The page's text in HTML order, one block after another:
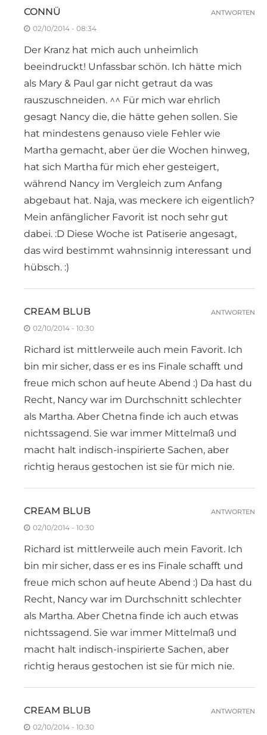
CONNÜ
02/10/2014 - 08:34
Der Kranz hat mich auch unheimlich
beeindruckt! Unfassbar schön. Ich hätte mich
als Mary & Paul gar nicht getraut da was
rauszuschneiden. ^^ Für mich war ehrlich
gesagt Nancy die, die hätte gehen sollen. Sie
hat mindestens genauso viele Fehler wie
Martha gemacht, aber üer die Wochen hinweg,
hat sich Martha für mich eher gesteigert,
während Nancy im Vergleich zum Anfang
abgebaut hat. Naja, was meckere ich eigentlich?
Mein anfänglicher Favorit ist noch sehr gut
dabei. :D Diese Woche ist Patiserie angesagt,
das wird bestimmt wahnsinnig interessant und
hübsch. :)
ANTWORTEN
CREAM BLUB
02/10/2014 - 10:30
Richard ist mittlerweile auch mein Favorit. Ich
bin mir sicher, dass er es ins Finale schafft und
freue mich schon auf heute Abend :) Da hast du
Recht, Nancy war im Durchschnitt schlechter
als Martha. Aber Chetna finde ich auch etwas
nichtssagend. Sie war immer Mittelmaß und
macht halt indisch-inspirierte Sachen, aber
richtig heraus gestochen ist sie für mich nie.
ANTWORTEN
CREAM BLUB
02/10/2014 - 10:30
Richard ist mittlerweile auch mein Favorit. Ich
bin mir sicher, dass er es ins Finale schafft und
freue mich schon auf heute Abend :) Da hast du
Recht, Nancy war im Durchschnitt schlechter
als Martha. Aber Chetna finde ich auch etwas
nichtssagend. Sie war immer Mittelmaß und
macht halt indisch-inspirierte Sachen, aber
richtig heraus gestochen ist sie für mich nie.
ANTWORTEN
CREAM BLUB
02/10/2014 - 10:30
ANTWORTEN